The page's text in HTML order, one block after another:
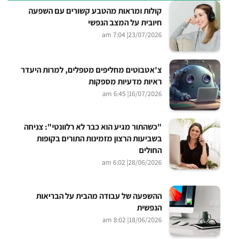
קולות ומראות מהטבע קשורים עם השפעה
חיובית על המצב הנפשי
23/07/2026
| 7:04 am
צ'אטבוטים מחליפים מטפלים, למרות היעדר
ראיות מדעיות מספקות
16/07/2026
| 6:45 am
"כשהתור מגיע הוא כבר לא רלוונטי": צניחה
בשביעות הרצון מזמינות התורים בקופות
החולים
28/06/2026
| 6:02 am
ההשפעה של עבודה מהבית על הבריאות
הנפשית
18/06/2026
| 8:02 am